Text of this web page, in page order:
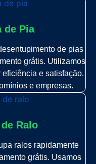
de Pia
de pias
grátis. Utilizamos
e satisfação.
e empresas.
Ralo
ralos rapidamente
grátis. Usamos